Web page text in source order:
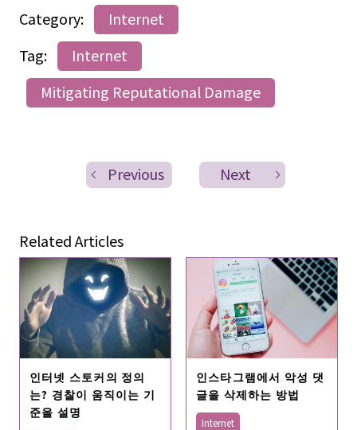
Category:
Internet
Tag:
Internet
Mitigating Reputational Damage
Previous Next
Related Articles
인터넷 스토커의 정의
는? 경찰이 움직이는 기
준을 설명
인스타그램에서 악성 댓
글을 삭제하는 방법
Internet